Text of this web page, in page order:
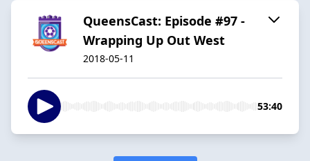
QueensCast: Episode #97 -
Wrapping Up Out West
2018-05-11
53:40